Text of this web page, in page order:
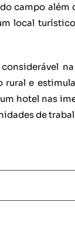
campo além
local
e
hotel nas
de